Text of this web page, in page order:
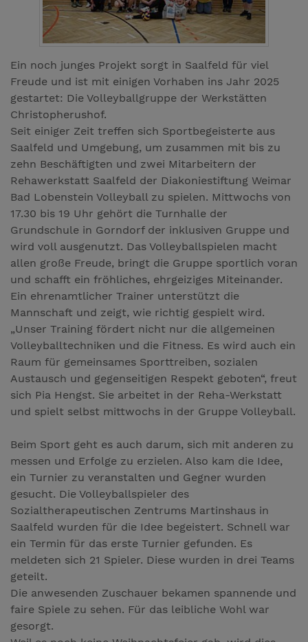
Ein noch junges Projekt sorgt in Saalfeld für viel
Freude und ist mit einigen Vorhaben ins Jahr 2025
gestartet: Die Volleyballgruppe der Werkstätten
Christopherushof.
Seit einiger Zeit treffen sich Sportbegeisterte aus
Saalfeld und Umgebung, um zusammen mit bis zu
zehn Beschäftigten und zwei Mitarbeitern der
Rehawerkstatt Saalfeld der Diakoniestiftung Weimar
Bad Lobenstein Volleyball zu spielen. Mittwochs von
17.30 bis 19 Uhr gehört die Turnhalle der
Grundschule in Gorndorf der inklusiven Gruppe und
wird voll ausgenutzt. Das Volleyballspielen macht
allen große Freude, bringt die Gruppe sportlich voran
und schafft ein fröhliches, ehrgeiziges Miteinander.
Ein ehrenamtlicher Trainer unterstützt die
Mannschaft und zeigt, wie richtig gespielt wird.
„Unser Training fördert nicht nur die allgemeinen
Volleyballtechniken und die Fitness. Es wird auch ein
Raum für gemeinsames Sporttreiben, sozialen
Austausch und gegenseitigen Respekt geboten“, freut
sich Pia Hengst. Sie arbeitet in der Reha-Werkstatt
und spielt selbst mittwochs in der Gruppe Volleyball.
Beim Sport geht es auch darum, sich mit anderen zu
messen und Erfolge zu erzielen. Also kam die Idee,
ein Turnier zu veranstalten und Gegner wurden
gesucht. Die Volleyballspieler des
Sozialtherapeutischen Zentrums Martinshaus in
Saalfeld wurden für die Idee begeistert. Schnell war
ein Termin für das erste Turnier gefunden. Es
meldeten sich 21 Spieler. Diese wurden in drei Teams
geteilt.
Die anwesenden Zuschauer bekamen spannende und
faire Spiele zu sehen. Für das leibliche Wohl war
gesorgt.